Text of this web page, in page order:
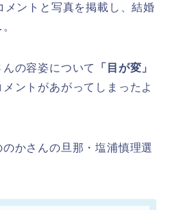
ントと写真を掲載し、結婚
の容姿について
「目が変」
メントがあがってしまったよ
かさんの旦那・塩浦慎理選